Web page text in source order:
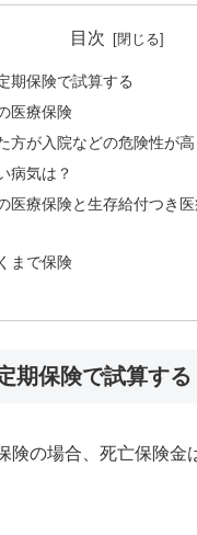
目次
期保険で試算する
医療保険
方が入院などの危険性が高
病気は？
医療保険と生存給付つき
まで保険
期保険で試算する
険の場合、死亡保険金